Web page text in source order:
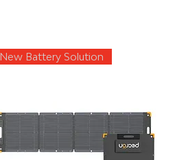
New Battery Solution